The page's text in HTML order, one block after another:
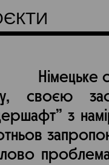
Німецьке
своєю
з